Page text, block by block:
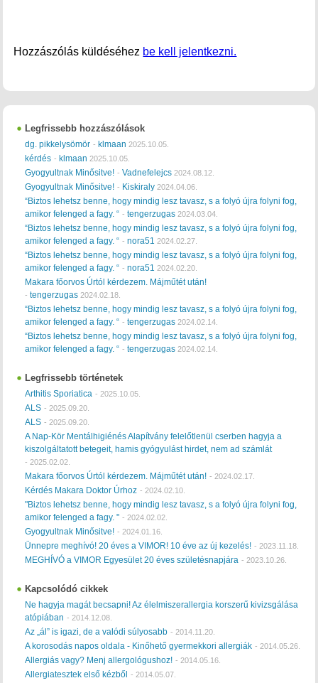
Hozzászólás küldéséhez be kell jelentkezni.
Legfrissebb hozzászólások
dg. pikkelysömör - klmaan 2025.10.05.
kérdés - klmaan 2025.10.05.
Gyogyultnak Minősitve! -Vadnefelejcs 2024.08.12.
Gyogyultnak Minősitve! - Kiskiraly 2024.04.06.
“Biztos lehetsz benne, hogy mindig lesz tavasz, s a folyó újra folyni fog,
amikor felenged a fagy. “ -tengerzugas 2024.03.04.
“Biztos lehetsz benne, hogy mindig lesz tavasz, s a folyó újra folyni fog,
amikor felenged a fagy. “ -nora51 2024.02.27.
“Biztos lehetsz benne, hogy mindig lesz tavasz, s a folyó újra folyni fog,
amikor felenged a fagy. “ -nora51 2024.02.20.
Makara főorvos Úrtól kérdezem. Májműtét után!
-tengerzugas 2024.02.18.
“Biztos lehetsz benne, hogy mindig lesz tavasz, s a folyó újra folyni fog,
amikor felenged a fagy. “ -tengerzugas 2024.02.14.
“Biztos lehetsz benne, hogy mindig lesz tavasz, s a folyó újra folyni fog,
amikor felenged a fagy. “ -tengerzugas 2024.02.14.
Legfrissebb történetek
Arthitis Sporiatica - 2025.10.05.
ALS - 2025.09.20.
ALS - 2025.09.20.
A Nap-Kör Mentálhigiénés Alapítvány felelőtlenül cserben hagyja a
kiszolgáltatott betegeit, hamis gyógyulást hirdet, nem ad számlát
- 2025.02.02.
Makara főorvos Úrtól kérdezem. Májműtét után! - 2024.02.17.
Kérdés Makara Doktor Úrhoz - 2024.02.10.
"Biztos lehetsz benne, hogy mindig lesz tavasz, s a folyó újra folyni fog,
amikor felenged a fagy. " - 2024.02.02.
Gyogyultnak Minősitve! - 2024.01.16.
Ünnepre meghívó! 20 éves a VIMOR! 10 éve az új kezelés! - 2023.11.18.
MEGHÍVÓ a VIMOR Egyesület 20 éves születésnapjára - 2023.10.26.
Kapcsolódó cikkek
Ne hagyja magát becsapni! Az élelmiszerallergia korszerű kivizsgálása
atópiában - 2014.12.08.
Az „ál” is igazi, de a valódi súlyosabb - 2014.11.20.
A korosodás napos oldala - Kinőhető gyermekkori allergiák - 2014.05.26.
Allergiás vagy? Menj allergológushoz! - 2014.05.16.
Allergiatesztek első kézből - 2014.05.07.